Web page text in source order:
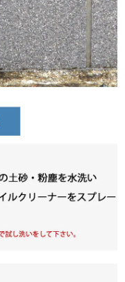
汚れ。
グしました。
は電話で相談に乗って